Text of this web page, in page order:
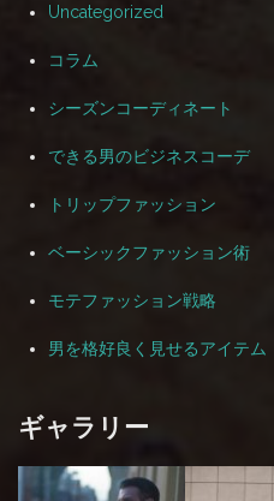
Uncategorized
コラム
シーズンコーディネート
できる男のビジネスコーデ
トリップファッション
ベーシックファッション術
モテファッション戦略
男を格好良く見せるアイテム
ギャラリー